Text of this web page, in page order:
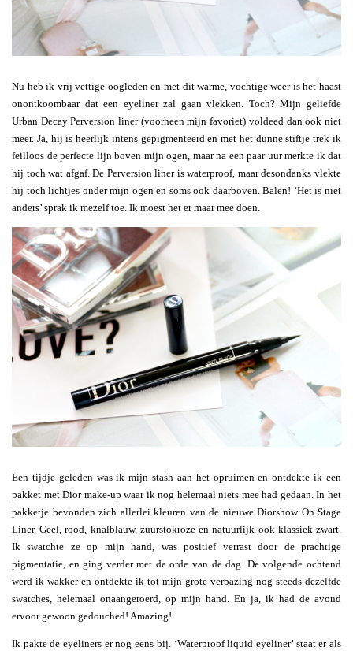
Nu heb ik vrij vettige oogleden en met dit warme, vochtige weer is het haast
onontkoombaar dat een eyeliner zal gaan vlekken. Toch? Mijn geliefde
Urban Decay Perversion liner (voorheen mijn favoriet) voldeed dan ook niet
meer. Ja, hij is heerlijk intens gepigmenteerd en met het dunne stiftje trek ik
feilloos de perfecte lijn boven mijn ogen, maar na een paar uur merkte ik dat
hij toch wat afgaf. De Perversion liner is waterproof, maar desondanks vlekte
hij toch lichtjes onder mijn ogen en soms ook daarboven. Balen! ‘Het is niet
anders’ sprak ik mezelf toe. Ik moest het er maar mee doen.
Een tijdje geleden was ik mijn stash aan het opruimen en ontdekte ik een
pakket met Dior make-up waar ik nog helemaal niets mee had gedaan. In het
pakketje bevonden zich allerlei kleuren van de nieuwe Diorshow On Stage
Liner. Geel, rood, knalblauw, zuurstokroze en natuurlijk ook klassiek zwart.
Ik swatchte ze op mijn hand, was positief verrast door de prachtige
pigmentatie, en ging verder met de orde van de dag. De volgende ochtend
werd ik wakker en ontdekte ik tot mijn grote verbazing nog steeds dezelfde
swatches, helemaal onaangeroerd, op mijn hand. En ja, ik had de avond
ervoor gewoon gedouched! Amazing!
Ik pakte de eyeliners er nog eens bij. ‘Waterproof liquid eyeliner’ staat er als